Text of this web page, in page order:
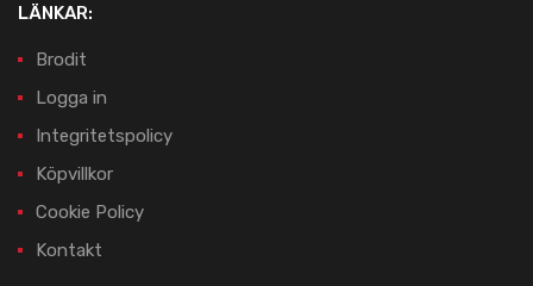
LÄNKAR:
Brodit
Logga in
Integritetspolicy
Köpvillkor
Cookie Policy
Kontakt